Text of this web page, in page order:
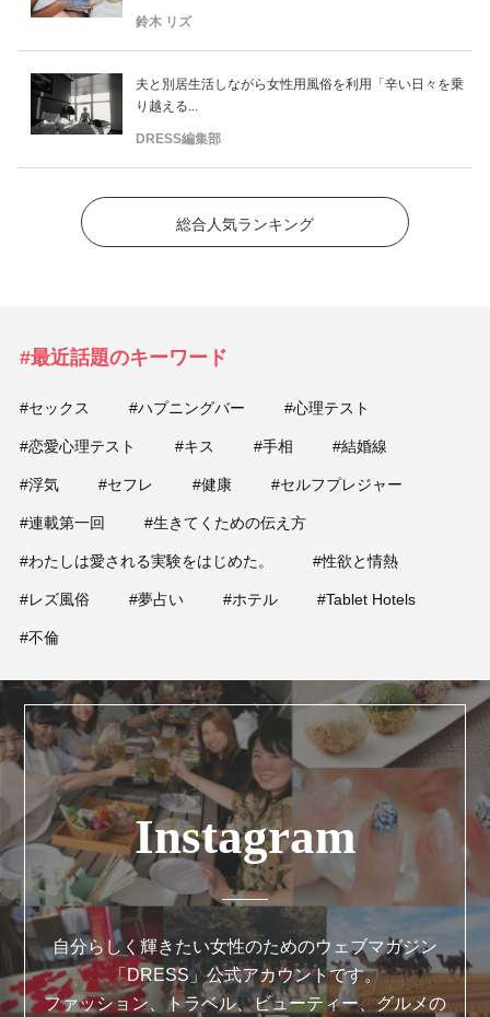
鈴木 リズ
夫と別居生活しながら女性用風俗を利用「辛い日々を乗
り越える...
DRESS編集部
総合人気ランキング
#最近話題のキーワード
#セックス #ハプニングバー #心理テスト
#恋愛心理テスト #キス #手相 #結婚線
#浮気 #セフレ #健康 #セルフプレジャー
#連載第一回 #生きてくための伝え方
#わたしは愛される実験をはじめた。 #性欲と情熱
#レズ風俗 #夢占い #ホテル #Tablet Hotels
#不倫
Instagram
自分らしく輝きたい女性のためのウェブマガジン
「DRESS」公式アカウントです。
ファッション、トラベル、ビューティー、グルメの